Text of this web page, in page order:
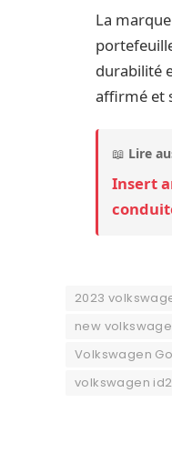
La
durabilité
affirmé et
📖 Lire
Insert
2023
new
Volkswagen
volkswagen id2